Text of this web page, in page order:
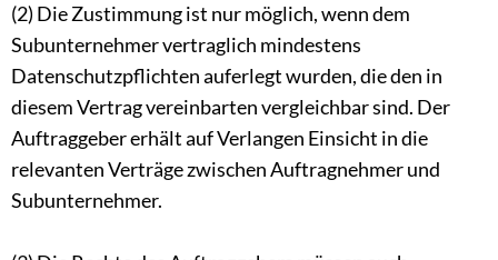
(2) Die Zustimmung ist nur möglich, wenn dem
Subunternehmer vertraglich mindestens
Datenschutzpflichten auferlegt wurden, die den in
diesem Vertrag vereinbarten vergleichbar sind. Der
Auftraggeber erhält auf Verlangen Einsicht in die
relevanten Verträge zwischen Auftragnehmer und
Subunternehmer.